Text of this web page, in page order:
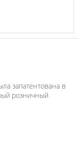
запатентована в
розничный